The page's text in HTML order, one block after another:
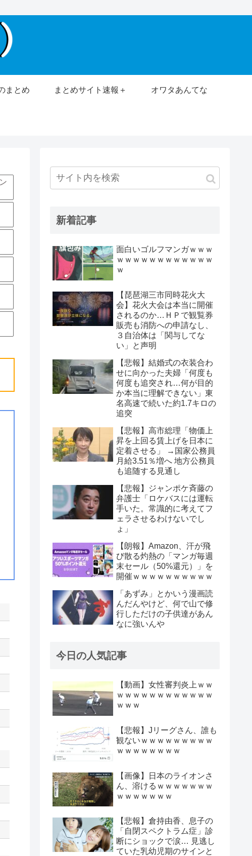
まとめ まとめサイト速報＋ オワタあんてな
新着記事
面白いゴルフマンガｗｗｗ
ｗｗｗｗｗｗｗｗｗｗｗｗ
ｗ
【琵琶湖三市同時花火大
会】花火大会は本当に開催
されるのか…ＨＰで観覧券
販売も消防への申請なし、
３自治体は「関与してな
い」と声明
【悲報】結婚式の衣装合わ
せに向かった夫婦「何度も
何度も追突され…何が目的
か本当に理解できない」東
名高速で続いた約1.7キロの
追突
【悲報】高市総理「物価上
昇を上回る賃上げを日本に
定着させる」 →国家公務員
月給3.51％増へ 地方公務員
も追随する見通し
【悲報】ジャンポケ斉藤の
弁護士「ロケバスには運転
手いた。常識的に考えてフ
ェラさせるわけないでし
ょ」
【朗報】Amazon、汗が飛
び散る灼熱の「マンガ毎週
末セール（50%還元）」を
開催ｗｗｗｗｗｗｗｗｗｗ
「あずみ」とかいう漫画読
んだんやけど、何で山で修
行しただけの子供達があん
なに強いんや
今日の人気記事
【動画】女性審判炎上ｗｗ
ｗｗｗｗｗｗｗｗｗｗｗｗ
ｗｗｗ
【悲報】Jリーグさん、誰も
観ないｗｗｗｗｗｗｗｗｗ
ｗｗｗｗｗｗｗｗ
【画像】日本のライオンさ
ん、溶けるｗｗｗｗｗｗｗ
ｗｗｗｗｗｗｗ
【悲報】倉持由香、息子の
「自閉スペクトラム症」診
断にショックで涙… 見逃し
ていた乳幼児期のサインと